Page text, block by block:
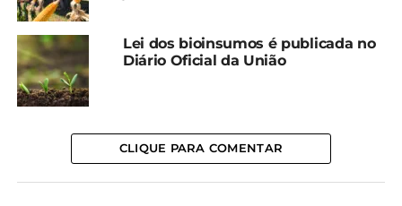
desenvolvimento para toda a região do Consórcio
(CONDER)”, reforçam os autores.
*Alep com edição/Foto: Ilustrativa
Compartilhe isso:
Lei dos bioinsumos é publicada no
Diário Oficial da União
CLIQUE PARA COMENTAR